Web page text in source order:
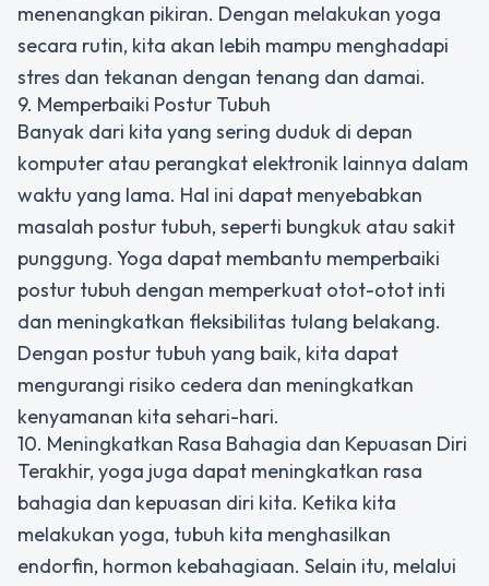
menenangkan pikiran. Dengan melakukan yoga
secara rutin, kita akan lebih mampu menghadapi
stres dan tekanan dengan tenang dan damai.
9. Memperbaiki Postur Tubuh
Banyak dari kita yang sering duduk di depan
komputer atau perangkat elektronik lainnya dalam
waktu yang lama. Hal ini dapat menyebabkan
masalah postur tubuh, seperti bungkuk atau sakit
punggung. Yoga dapat membantu memperbaiki
postur tubuh dengan memperkuat otot-otot inti
dan meningkatkan fleksibilitas tulang belakang.
Dengan postur tubuh yang baik, kita dapat
mengurangi risiko cedera dan meningkatkan
kenyamanan kita sehari-hari.
10. Meningkatkan Rasa Bahagia dan Kepuasan Diri
Terakhir, yoga juga dapat meningkatkan rasa
bahagia dan kepuasan diri kita. Ketika kita
melakukan yoga, tubuh kita menghasilkan
endorfin, hormon kebahagiaan. Selain itu, melalui